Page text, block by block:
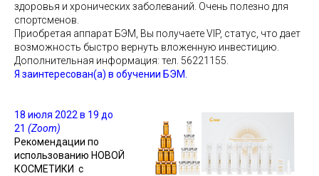
здоровья и хронических заболеваний. Очень полезно для
спортсменов.
Приобретая аппарат БЭМ, Вы получаете VIP, статус, что дает
возможность быстро вернуть вложенную инвестицию.
Дополнительная информация: тел. 56221155.
Я заинтересован(а) в обучении БЭМ.
18 июля 2022 в 19 до
21 (Zoom)
Рекомендации по
использованию НОВОЙ
КОСМЕТИКИ с